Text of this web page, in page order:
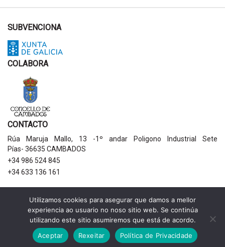
SUBVENCIONA
COLABORA
CONTACTO
Rúa Maruja Mallo, 13 -1º andar Poligono Industrial Sete
Pías- 36635 CAMBADOS
+34 986 524 845
+34 633 136 161
AVISOS LEGAIS
Política de privacidade
Aviso legal
Política de cookies
Utilizamos cookies para asegurar que damos a mellor
experiencia ao usuario no noso sitio web. Se continúa
utilizando este sitio asumiremos que está de acordo.
Aceptar
Rexeitar Política de Privacidade